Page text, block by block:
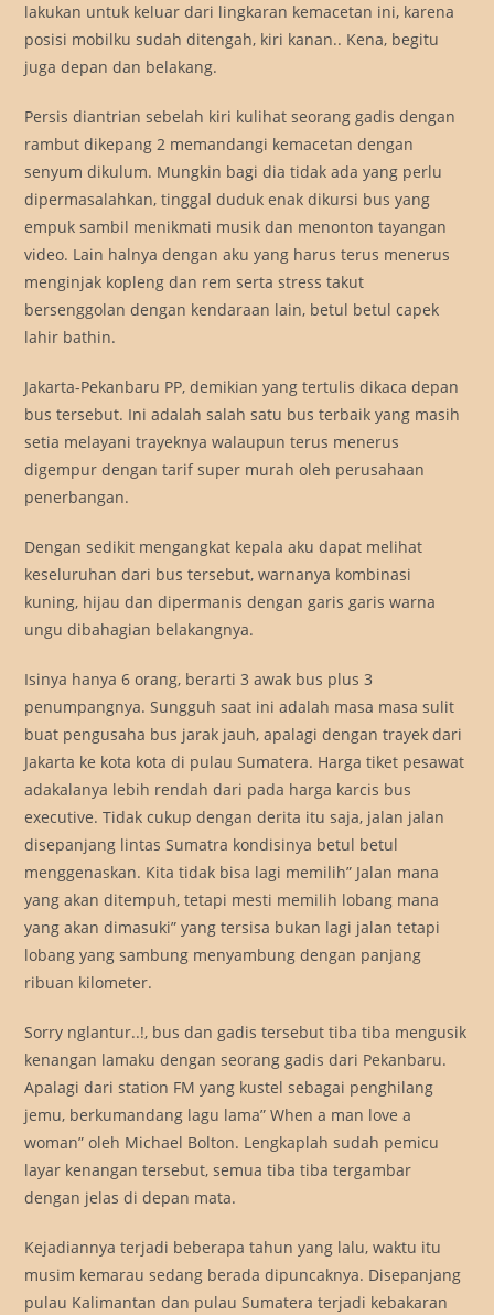
lakukan untuk keluar dari lingkaran kemacetan ini, karena
posisi mobilku sudah ditengah, kiri kanan.. Kena, begitu
juga depan dan belakang.
Persis diantrian sebelah kiri kulihat seorang gadis dengan
rambut dikepang 2 memandangi kemacetan dengan
senyum dikulum. Mungkin bagi dia tidak ada yang perlu
dipermasalahkan, tinggal duduk enak dikursi bus yang
empuk sambil menikmati musik dan menonton tayangan
video. Lain halnya dengan aku yang harus terus menerus
menginjak kopleng dan rem serta stress takut
bersenggolan dengan kendaraan lain, betul betul capek
lahir bathin.
Jakarta-Pekanbaru PP, demikian yang tertulis dikaca depan
bus tersebut. Ini adalah salah satu bus terbaik yang masih
setia melayani trayeknya walaupun terus menerus
digempur dengan tarif super murah oleh perusahaan
penerbangan.
Dengan sedikit mengangkat kepala aku dapat melihat
keseluruhan dari bus tersebut, warnanya kombinasi
kuning, hijau dan dipermanis dengan garis garis warna
ungu dibahagian belakangnya.
Isinya hanya 6 orang, berarti 3 awak bus plus 3
penumpangnya. Sungguh saat ini adalah masa masa sulit
buat pengusaha bus jarak jauh, apalagi dengan trayek dari
Jakarta ke kota kota di pulau Sumatera. Harga tiket pesawat
adakalanya lebih rendah dari pada harga karcis bus
executive. Tidak cukup dengan derita itu saja, jalan jalan
disepanjang lintas Sumatra kondisinya betul betul
menggenaskan. Kita tidak bisa lagi memilih” Jalan mana
yang akan ditempuh, tetapi mesti memilih lobang mana
yang akan dimasuki” yang tersisa bukan lagi jalan tetapi
lobang yang sambung menyambung dengan panjang
ribuan kilometer.
Sorry nglantur..!, bus dan gadis tersebut tiba tiba mengusik
kenangan lamaku dengan seorang gadis dari Pekanbaru.
Apalagi dari station FM yang kustel sebagai penghilang
jemu, berkumandang lagu lama” When a man love a
woman” oleh Michael Bolton. Lengkaplah sudah pemicu
layar kenangan tersebut, semua tiba tiba tergambar
dengan jelas di depan mata.
Kejadiannya terjadi beberapa tahun yang lalu, waktu itu
musim kemarau sedang berada dipuncaknya. Disepanjang
pulau Kalimantan dan pulau Sumatera terjadi kebakaran